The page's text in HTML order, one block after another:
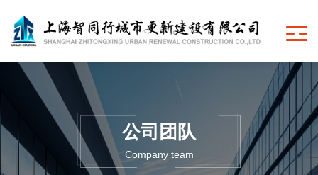
公司团队
Company team